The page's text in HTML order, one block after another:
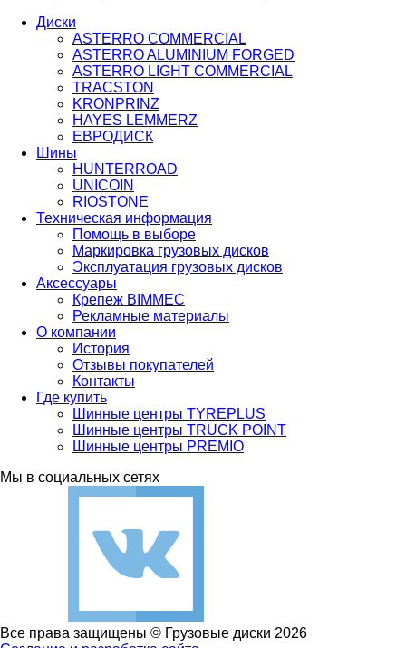
Диски
ASTERRO COMMERCIAL
ASTERRO ALUMINIUM FORGED
ASTERRO LIGHT COMMERCIAL
TRACSTON
KRONPRINZ
HAYES LEMMERZ
ЕВРОДИСК
Шины
HUNTERROAD​​​​​​​
UNICOIN
RIOSTONE
Техническая информация
Помощь в выборе
Маркировка грузовых дисков
Эксплуатация грузовых дисков
Аксессуары
Крепеж BIMMEC
Рекламные материалы
О компании
История
Отзывы покупателей
Контакты
Где купить
Шинные центры TYREPLUS
Шинные центры TRUCK POINT
Шинные центры PREMIO
Мы в социальных сетях
Все права защищены © Грузовые диски 2026